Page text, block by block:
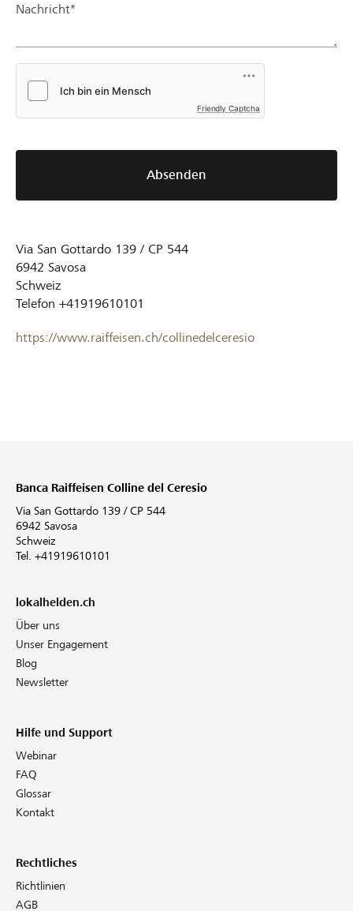
Nachricht*
Friendly Captcha
Absenden
Via San Gottardo 139 / CP 544
6942 Savosa
Schweiz
Telefon +41919610101
https://www.raiffeisen.ch/collinedelceresio
Banca Raiffeisen Colline del Ceresio
Via San Gottardo 139 / CP 544
6942 Savosa
Schweiz
Tel. +41919610101
lokalhelden.ch
Über uns
Unser Engagement
Blog
Newsletter
Hilfe und Support
Webinar
FAQ
Glossar
Kontakt
Rechtliches
Richtlinien
AGB